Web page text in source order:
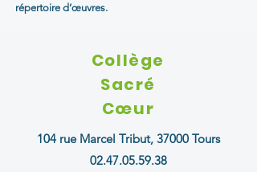
répertoire d’œuvres.
Collège
Sacré
Cœur
104 rue Marcel Tribut, 37000 Tours
02.47.05.59.38